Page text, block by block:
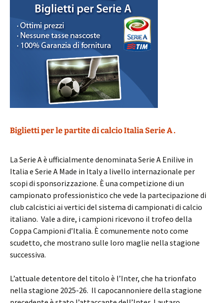
Biglietti per le partite di calcio Italia Serie A .
La Serie A è ufficialmente denominata Serie A Enilive in
Italia e Serie A Made in Italy a livello internazionale per
scopi di sponsorizzazione. È una competizione di un
campionato professionistico che vede la partecipazione di
club calcistici ai vertici del sistema di campionati di calcio
italiano. Vale a dire, i campioni ricevono il trofeo della
Coppa Campioni d’Italia. È comunemente noto come
scudetto, che mostrano sulle loro maglie nella stagione
successiva.
L’attuale detentore del titolo è l’Inter, che ha trionfato
nella stagione 2025-26. Il capocannoniere della stagione